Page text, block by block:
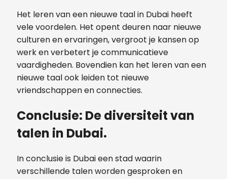
Het leren van een nieuwe taal in Dubai heeft
vele voordelen. Het opent deuren naar nieuwe
culturen en ervaringen, vergroot je kansen op
werk en verbetert je communicatieve
vaardigheden. Bovendien kan het leren van een
nieuwe taal ook leiden tot nieuwe
vriendschappen en connecties.
Conclusie: De diversiteit van
talen in Dubai.
In conclusie is Dubai een stad waarin
verschillende talen worden gesproken en